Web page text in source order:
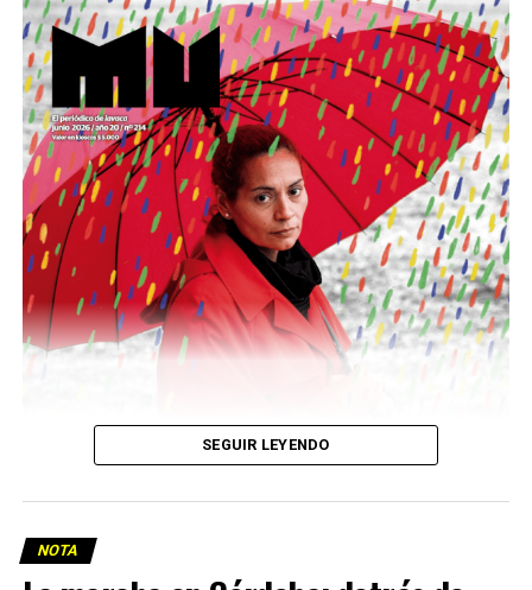
Este número 215 de MU ☝️viene con doble tapa, que
podría ser una frase:
Sin chamuyo, a remarla.
Descargar la Mu en PDF
SEGUIR LEYENDO
NOTA